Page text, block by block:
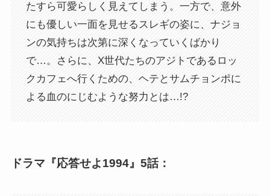
たすら可愛らしく見えてしまう。一方で、意外
にも優しい一面を見せるスレギの姿に、ナジョ
ンの気持ちは次第に深くなっていくばかり
で…。さらに、X世代たちのアジトであるロッ
クカフェへ行くための、ヘテとサムチョンポに
よる血のにじむような努力とは…!?
ドラマ『応答せよ1994』5話：